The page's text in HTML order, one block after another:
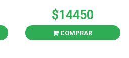
$14450
COMPRAR